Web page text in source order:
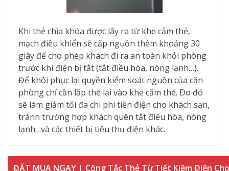
Khi thẻ chìa khóa được lấy ra từ khe cắm thẻ,
mạch điều khiển sẽ cấp nguồn thêm khoảng 30
giây để cho phép khách đi ra an toàn khỏi phòng
trước khi điện bị tắt (tắt điều hòa, nóng lạnh…).
Để khôi phục lại quyền kiểm soát nguồn của căn
phòng chỉ cần lắp thẻ lại vào khe cắm thẻ. Do đó
sẽ làm giảm tối đa chi phí tiền điện cho khách sạn,
tránh trường hợp khách quên tắt điều hòa, nóng
lạnh…và các thiết bị tiêu thụ điện khác.
ĐẶT MUA NGAY | Công Tắc Thẻ Từ Tiết Kiệm Điện